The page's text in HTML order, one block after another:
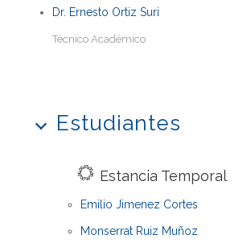
Dr. Ernesto Ortiz Suri
Técnico Académico
Estudiantes
Estancia Temporal
Emilio Jimenez Cortes
Monserrat Ruiz Muñoz